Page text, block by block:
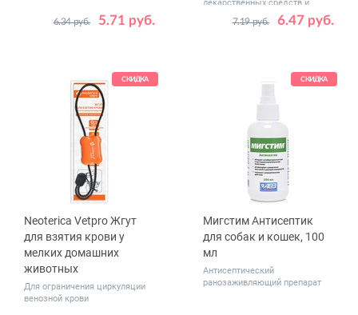
5.71 руб.
6.34 руб.
Размер,
5 см x 4.5 м
лекарственных средств и
6.47 руб.
7.19 руб.
СКИДКА
Neoterica Vetpro Жгут
для взятия крови у
мелких домашних
животных
Для ограничения циркуляции
венозной крови
СКИДКА
Мигстим Антисептик
для собак и кошек, 100
мл
Антисептический
ранозаживляющий препарат